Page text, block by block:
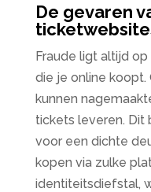
De gevaren
Fraude ligt altijd
die je online
kunnen
tickets leveren.
voor een dichte
kopen via zulke
identiteitsdiefstal,